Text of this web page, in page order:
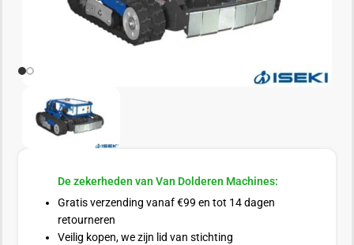
De zekerheden van Van Dolderen Machines:
Gratis verzending vanaf €99 en tot 14 dagen
retourneren
Veilig kopen, we zijn lid van stichting